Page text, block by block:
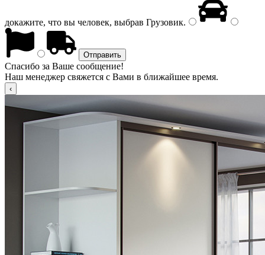
докажите, что вы человек, выбрав Грузовик.
Спасибо за Ваше сообщение!
Наш менеджер свяжется с Вами в ближайшее время.